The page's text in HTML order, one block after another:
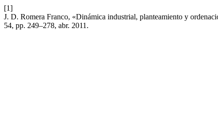
[1]
J. D. Romera Franco, «Dinámica industrial, planteamiento y
54, pp. 249–278, abr. 2011.